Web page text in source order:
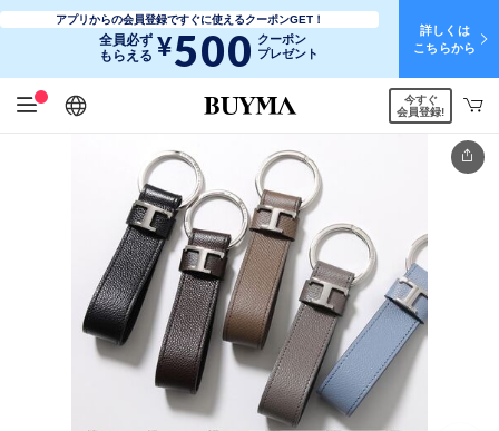
アプリからの会員登録ですぐに使えるクーポンGET！
全員必ず
もらえる ¥500 クーポン
プレゼント
詳しくは
こちらから
日本語
English
简体中文
繁體中文
今すぐ
会員登録!